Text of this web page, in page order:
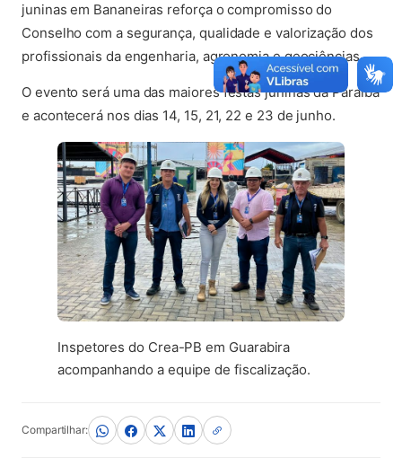
juninas em Bananeiras reforça o compromisso do
Conselho com a segurança, qualidade e valorização dos
profissionais da engenharia, agronomia e geociências.
O evento será uma das maiores festas juninas da Paraíba
e acontecerá nos dias 14, 15, 21, 22 e 23 de junho.
Inspetores do Crea-PB em Guarabira
acompanhando a equipe de fiscalização.
Compartilhar: